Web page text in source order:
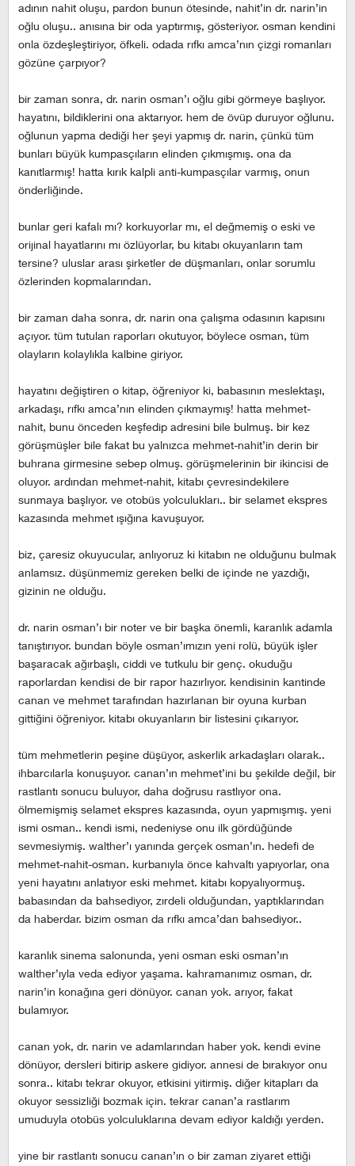
adının nahit oluşu, pardon bunun ötesinde, nahit’in dr. narin’in
oğlu oluşu.. anısına bir oda yaptırmış, gösteriyor. osman kendini
onla özdeşleştiriyor, öfkeli. odada rıfkı amca’nın çizgi romanları
gözüne çarpıyor?
bir zaman sonra, dr. narin osman’ı oğlu gibi görmeye başlıyor.
hayatını, bildiklerini ona aktarıyor. hem de övüp duruyor oğlunu.
oğlunun yapma dediği her şeyi yapmış dr. narin, çünkü tüm
bunları büyük kumpasçıların elinden çıkmışmış. ona da
kanıtlarmış! hatta kırık kalpli anti-kumpasçılar varmış, onun
önderliğinde.
bunlar geri kafalı mı? korkuyorlar mı, el değmemiş o eski ve
orijinal hayatlarını mı özlüyorlar, bu kitabı okuyanların tam
tersine? uluslar arası şirketler de düşmanları, onlar sorumlu
özlerinden kopmalarından.
bir zaman daha sonra, dr. narin ona çalışma odasının kapısını
açıyor. tüm tutulan raporları okutuyor, böylece osman, tüm
olayların kolaylıkla kalbine giriyor.
hayatını değiştiren o kitap, öğreniyor ki, babasının meslektaşı,
arkadaşı, rıfkı amca’nın elinden çıkmaymış! hatta mehmet-
nahit, bunu önceden keşfedip adresini bile bulmuş. bir kez
görüşmüşler bile fakat bu yalnızca mehmet-nahit’in derin bir
buhrana girmesine sebep olmuş. görüşmelerinin bir ikincisi de
oluyor. ardından mehmet-nahit, kitabı çevresindekilere
sunmaya başlıyor. ve otobüs yolculukları.. bir selamet ekspres
kazasında mehmet ışığına kavuşuyor.
biz, çaresiz okuyucular, anlıyoruz ki kitabın ne olduğunu bulmak
anlamsız. düşünmemiz gereken belki de içinde ne yazdığı,
gizinin ne olduğu.
dr. narin osman’ı bir noter ve bir başka önemli, karanlık adamla
tanıştırıyor. bundan böyle osman’ımızın yeni rolü, büyük işler
başaracak ağırbaşlı, ciddi ve tutkulu bir genç. okuduğu
raporlardan kendisi de bir rapor hazırlıyor. kendisinin kantinde
canan ve mehmet tarafından hazırlanan bir oyuna kurban
gittiğini öğreniyor. kitabı okuyanların bir listesini çıkarıyor.
tüm mehmetlerin peşine düşüyor, askerlik arkadaşları olarak..
ihbarcılarla konuşuyor. canan’ın mehmet’ini bu şekilde değil, bir
rastlantı sonucu buluyor, daha doğrusu rastlıyor ona.
ölmemişmiş selamet ekspres kazasında, oyun yapmışmış. yeni
ismi osman.. kendi ismi, nedeniyse onu ilk gördüğünde
sevmesiymiş. walther’ı yanında gerçek osman’ın. hedefi de
mehmet-nahit-osman. kurbanıyla önce kahvaltı yapıyorlar, ona
yeni hayatını anlatıyor eski mehmet. kitabı kopyalıyormuş.
babasından da bahsediyor, zırdeli olduğundan, yaptıklarından
da haberdar. bizim osman da rıfkı amca’dan bahsediyor..
karanlık sinema salonunda, yeni osman eski osman’ın
walther’ıyla veda ediyor yaşama. kahramanımız osman, dr.
narin’in konağına geri dönüyor. canan yok. arıyor, fakat
bulamıyor.
canan yok, dr. narin ve adamlarından haber yok. kendi evine
dönüyor, dersleri bitirip askere gidiyor. annesi de bırakıyor onu
sonra.. kitabı tekrar okuyor, etkisini yitirmiş. diğer kitapları da
okuyor sessizliği bozmak için. tekrar canan’a rastlarım
umuduyla otobüs yolculuklarına devam ediyor kaldığı yerden.
yine bir rastlantı sonucu canan’ın o bir zaman ziyaret ettiği